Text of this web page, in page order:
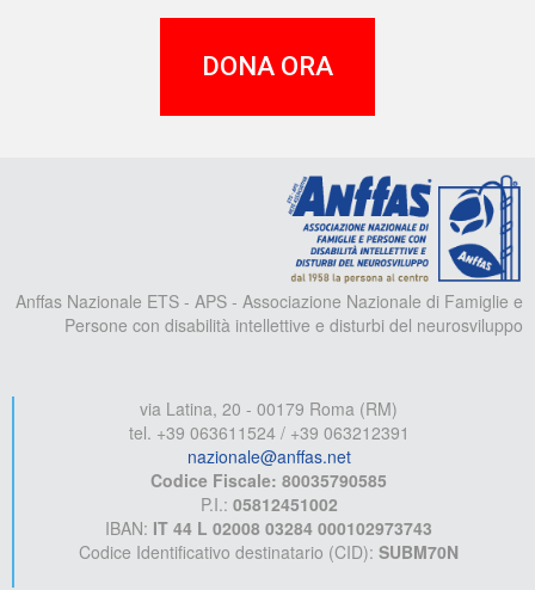
DONA ORA
Anffas Nazionale ETS - APS - Associazione Nazionale di Famiglie e
Persone con disabilità intellettive e disturbi del neurosviluppo
via Latina, 20 - 00179 Roma (RM)
tel. +39 063611524 / +39 063212391
nazionale@anffas.net
Codice Fiscale: 80035790585
P.I.: 05812451002
IBAN: IT 44 L 02008 03284 000102973743
Codice Identificativo destinatario (CID): SUBM70N